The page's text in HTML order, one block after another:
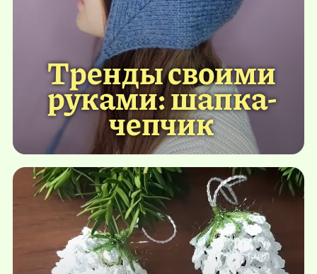
Тренды своими
руками: шапка-
чепчик